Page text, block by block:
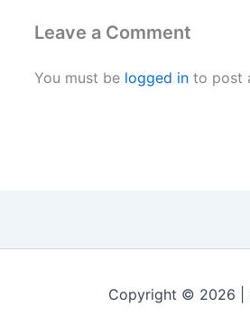
Leave a Comment
You must be logged in to post
Copyright © 2026 |